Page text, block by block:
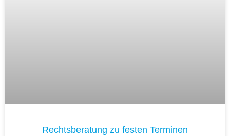
Rechtsberatung zu festen Terminen